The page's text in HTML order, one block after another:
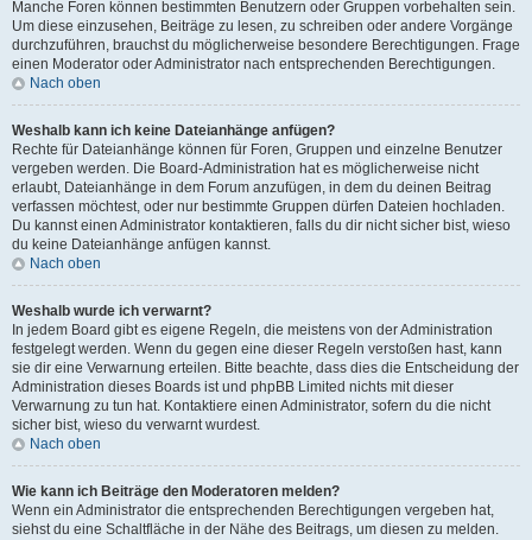
Manche Foren können bestimmten Benutzern oder Gruppen vorbehalten sein.
Um diese einzusehen, Beiträge zu lesen, zu schreiben oder andere Vorgänge
durchzuführen, brauchst du möglicherweise besondere Berechtigungen. Frage
einen Moderator oder Administrator nach entsprechenden Berechtigungen.
Nach oben
Weshalb kann ich keine Dateianhänge anfügen?
Rechte für Dateianhänge können für Foren, Gruppen und einzelne Benutzer
vergeben werden. Die Board-Administration hat es möglicherweise nicht
erlaubt, Dateianhänge in dem Forum anzufügen, in dem du deinen Beitrag
verfassen möchtest, oder nur bestimmte Gruppen dürfen Dateien hochladen.
Du kannst einen Administrator kontaktieren, falls du dir nicht sicher bist, wieso
du keine Dateianhänge anfügen kannst.
Nach oben
Weshalb wurde ich verwarnt?
In jedem Board gibt es eigene Regeln, die meistens von der Administration
festgelegt werden. Wenn du gegen eine dieser Regeln verstoßen hast, kann
sie dir eine Verwarnung erteilen. Bitte beachte, dass dies die Entscheidung der
Administration dieses Boards ist und phpBB Limited nichts mit dieser
Verwarnung zu tun hat. Kontaktiere einen Administrator, sofern du die nicht
sicher bist, wieso du verwarnt wurdest.
Nach oben
Wie kann ich Beiträge den Moderatoren melden?
Wenn ein Administrator die entsprechenden Berechtigungen vergeben hat,
siehst du eine Schaltfläche in der Nähe des Beitrags, um diesen zu melden.